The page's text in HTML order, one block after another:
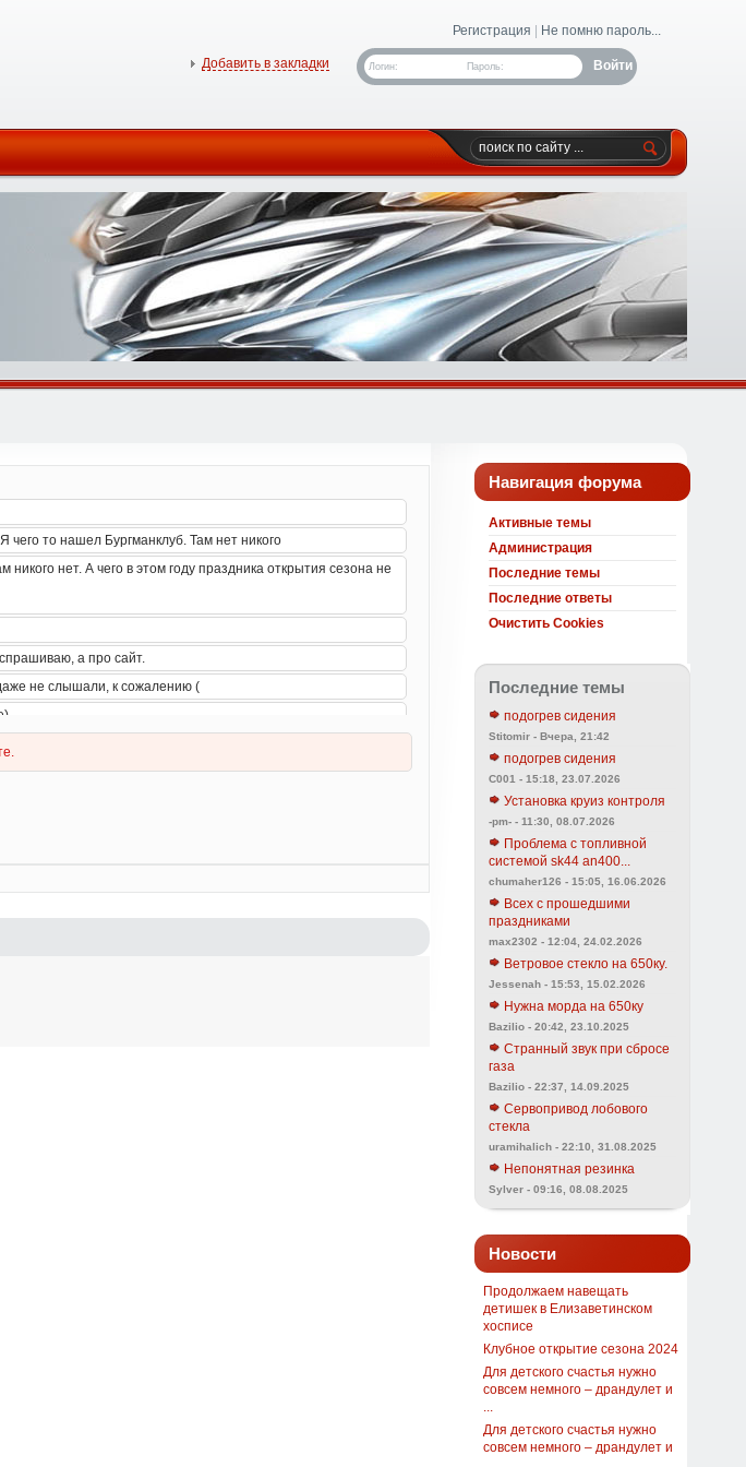
Регистрация Не помню пароль...
Логин: Пароль:
Добавить в закладки
Навигация форума
Активные темы
Администрация
Последние темы
Последние ответы
Очистить Cookies
Последние темы
подогрев сидения
Stitomir - Вчера, 21:42
подогрев сидения
C001 - 15:18, 23.07.2026
Установка круиз контроля
-pm- - 11:30, 08.07.2026
Проблема с топливной
системой sk44 an400...
chumaher126 - 15:05, 16.06.2026
Всех с прошедшими
праздниками
max2302 - 12:04, 24.02.2026
Ветровое стекло на 650ку.
Jessenah - 15:53, 15.02.2026
Нужна морда на 650ку
Bazilio - 20:42, 23.10.2025
Странный звук при сбросе
газа
Bazilio - 22:37, 14.09.2025
Сервопривод лобового
стекла
uramihalich - 22:10, 31.08.2025
Непонятная резинка
Sylver - 09:16, 08.08.2025
Новости
Продолжаем навещать
детишек в Елизаветинском
хосписе
Клубное открытие сезона 2024
Для детского счастья нужно
совсем немного – драндулет и
Для детского счастья нужно
совсем немного – драндулет и